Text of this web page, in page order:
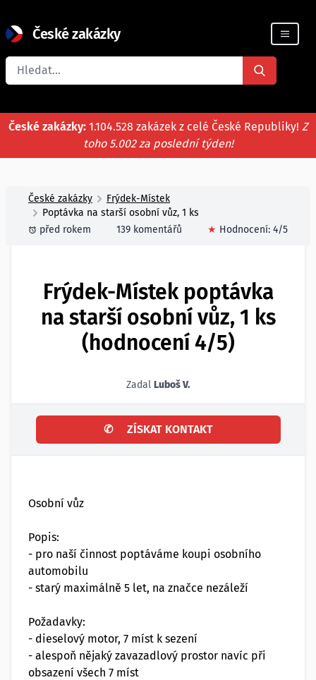
České zakázky
Registrace firmy
České zakázky: 1.104.528 zakázek z celé České Republiky! Z
toho 5.002 za poslední týden!
České zakázky
Frýdek-Místek
Poptávka na starší osobní vůz, 1 ks
před rokem
139 komentářů ★ Hodnocení: 4/5
Frýdek-Místek poptávka
na starší osobní vůz, 1 ks
(hodnocení 4/5)
Zadal Luboš V.
✆ ZÍSKAT KONTAKT
Osobní vůz
Popis:
- pro naší činnost poptáváme koupi osobního
automobilu
- starý maximálně 5 let, na značce nezáleží
Požadavky:
- dieselový motor, 7 míst k sezení
- alespoň nějaký zavazadlový prostor navíc při
obsazení všech 7 míst